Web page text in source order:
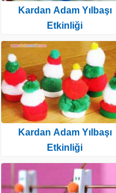
Kardan Adam Yılbaşı
Etkinliği
Kardan Adam Yılbaşı
Etkinliği